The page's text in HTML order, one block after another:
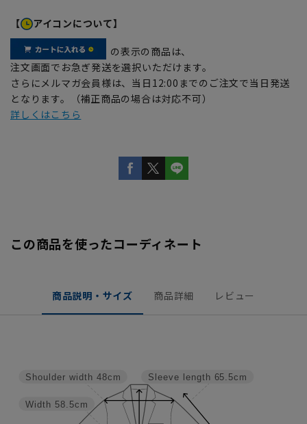
【 アイコンについて】
の表示の商品は、
注文画面でお急ぎ発送を選択いただけます。
さらにメルマガ会員様は、当日12:00までのご注文で当日発送
となります。（補正商品の場合は対応不可）
詳しくはこちら
この商品を使ったコーディネート
商品説明・サイズ 商品詳細 レビュー
Sleeve length 65.5cm
Width 58.5cm
Shoulder width 48cm